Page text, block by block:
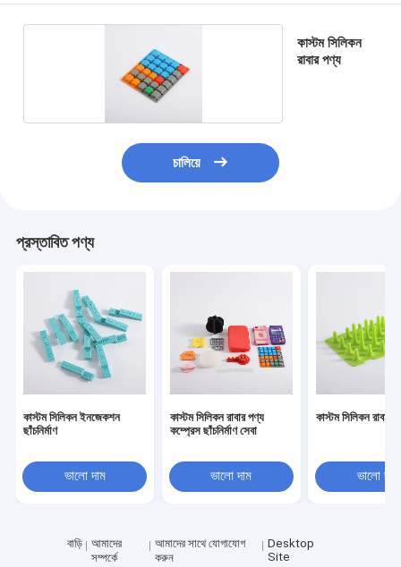
কাস্টম সিলিকন
রাবার পণ্য
চালিয়ে
প্রস্তাবিত পণ্য
কাস্টম সিলিকন ইনজেকশন
ছাঁচনির্মাণ
ভালো দাম
কাস্টম সিলিকন রাবার পণ্য
কম্প্রেস ছাঁচনির্মাণ সেবা
ভালো দাম
কাস্টম সিলিকন রাবার
ভালো দাম
বাড়ি
আমাদের
সম্পর্কে
আমাদের সাথে যোগাযোগ
করুন
Desktop
Site